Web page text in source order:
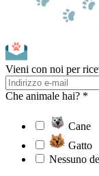
Vieni con noi per
Che animale hai? *
Cane
Gatto
Nessuno